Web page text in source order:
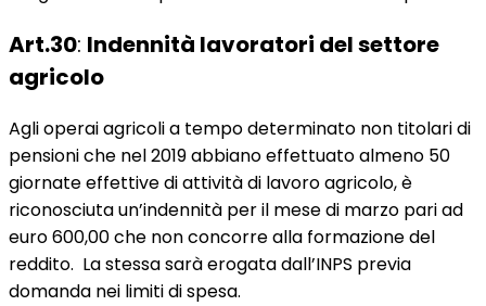
Art.30: Indennità lavoratori del settore
agricolo
Agli operai agricoli a tempo determinato non titolari di
pensioni che nel 2019 abbiano effettuato almeno 50
giornate effettive di attività di lavoro agricolo, è
riconosciuta un’indennità per il mese di marzo pari ad
euro 600,00 che non concorre alla formazione del
reddito. La stessa sarà erogata dall’INPS previa
domanda nei limiti di spesa.